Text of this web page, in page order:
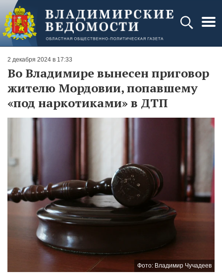
2 декабря 2024 в 17:33
Во Владимире вынесен приговор
жителю Мордовии, попавшему
«под наркотиками» в ДТП
Фото: Владимир Чучадеев